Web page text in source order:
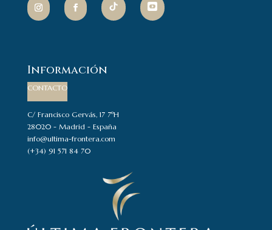
Información
CONTACTO
C/ Francisco Gervás, 17 7ºH
28020 - Madrid - España
info@ultima-frontera.com
(+34) 91 571 84 70